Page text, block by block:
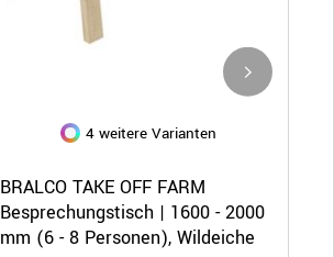
4 weitere Varianten
BRALCO TAKE OFF FARM
Besprechungstisch | 1600 - 2000
mm (6 - 8 Personen), Wildeiche